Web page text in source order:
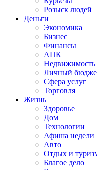
Розыск людей
Деньги
Экономика
Бизнес
Финансы
АПК
Недвижимость
Личный
Сфера услуг
Торговля
Жизнь
Здоровье
Дом
Технологии
Афиша недели
Авто
Отдых и
Благое дело